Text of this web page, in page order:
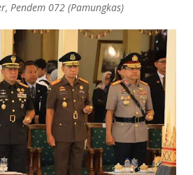
Pendem 072 (Pamungkas)